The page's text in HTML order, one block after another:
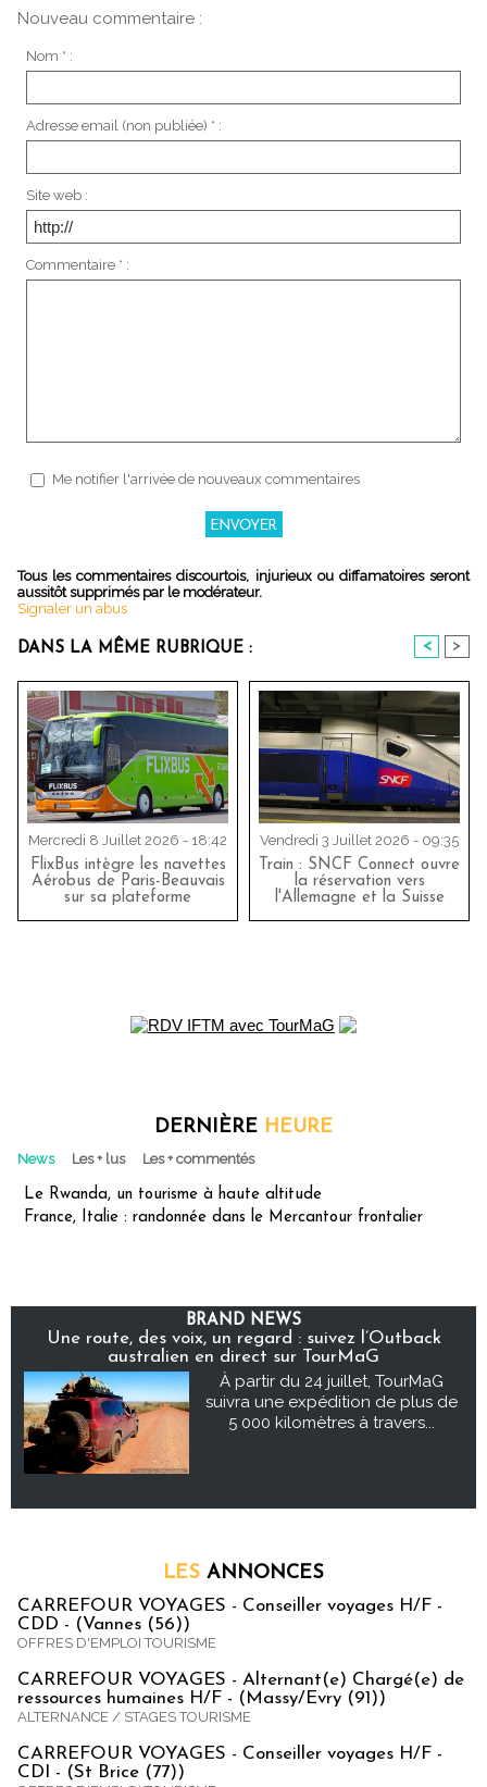
Nouveau commentaire :
Nom * :
Adresse email (non publiée) * :
Site web :
Commentaire * :
Me notifier l'arrivée de nouveaux commentaires
Tous les commentaires discourtois, injurieux ou diffamatoires seront
aussitôt supprimés par le modérateur.
Signaler un abus
DANS LA MÊME RUBRIQUE : < >
Mercredi 8 Juillet 2026 - 18:42
FlixBus intègre les navettes
Aérobus de Paris-Beauvais
sur sa plateforme
Vendredi 3 Juillet 2026 - 09:35
Train : SNCF Connect ouvre
la réservation vers
l'Allemagne et la Suisse
DERNIÈRE HEURE
News Les + lus Les + commentés
Le Rwanda, un tourisme à haute altitude
France, Italie : randonnée dans le Mercantour frontalier
BRAND NEWS
Une route, des voix, un regard : suivez l’Outback
australien en direct sur TourMaG
À partir du 24 juillet, TourMaG
suivra une expédition de plus de
5 000 kilomètres à travers...
LES ANNONCES
CARREFOUR VOYAGES - Conseiller voyages H/F -
CDD - (Vannes (56))
OFFRES D'EMPLOI TOURISME
CARREFOUR VOYAGES - Alternant(e) Chargé(e) de
ressources humaines H/F - (Massy/Evry (91))
ALTERNANCE / STAGES TOURISME
CARREFOUR VOYAGES - Conseiller voyages H/F -
CDI - (St Brice (77))